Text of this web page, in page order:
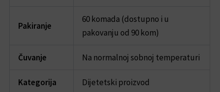
Pakiranje
60 komada (dostupno i u
pakovanju od 90 kom)
Čuvanje Na normalnoj sobnoj temperaturi
Kategorija Dijetetski proizvod